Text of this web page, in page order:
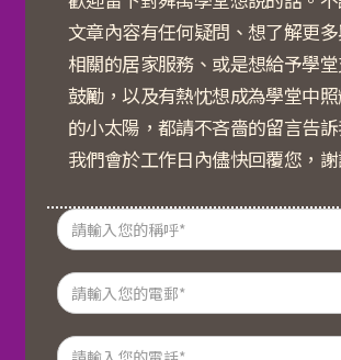
文章內容有任何疑問、想了解更
相關的居家服務、或是想給予學
鼓勵，以及有熱忱想成為學堂中
的小太陽，都請不吝嗇的留言告訴
我們會於工作日內儘快回覆您，謝